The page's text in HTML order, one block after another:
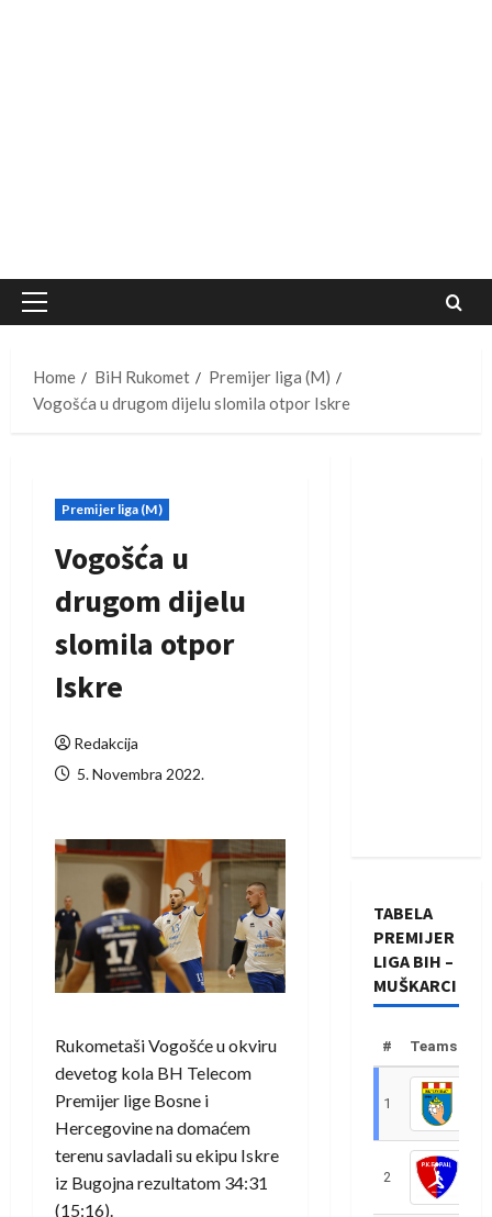
Primary
Home
BiH Rukomet
Premijer liga (M)
Vogošća u drugom dijelu slomila otpor Iskre
Premijer liga (M)
Vogošća u
drugom dijelu
slomila otpor
Iskre
Redakcija
5. Novembra 2022.
Rukometaši Vogošće u okviru
devetog kola BH Telecom
Premijer lige Bosne i
Hercegovine na domaćem
terenu savladali su ekipu Iskre
iz Bugojna rezultatom 34:31
(15:16).
TABELA
PREMIJER
LIGA BIH –
MUŠKARCI
# Teams
1
2